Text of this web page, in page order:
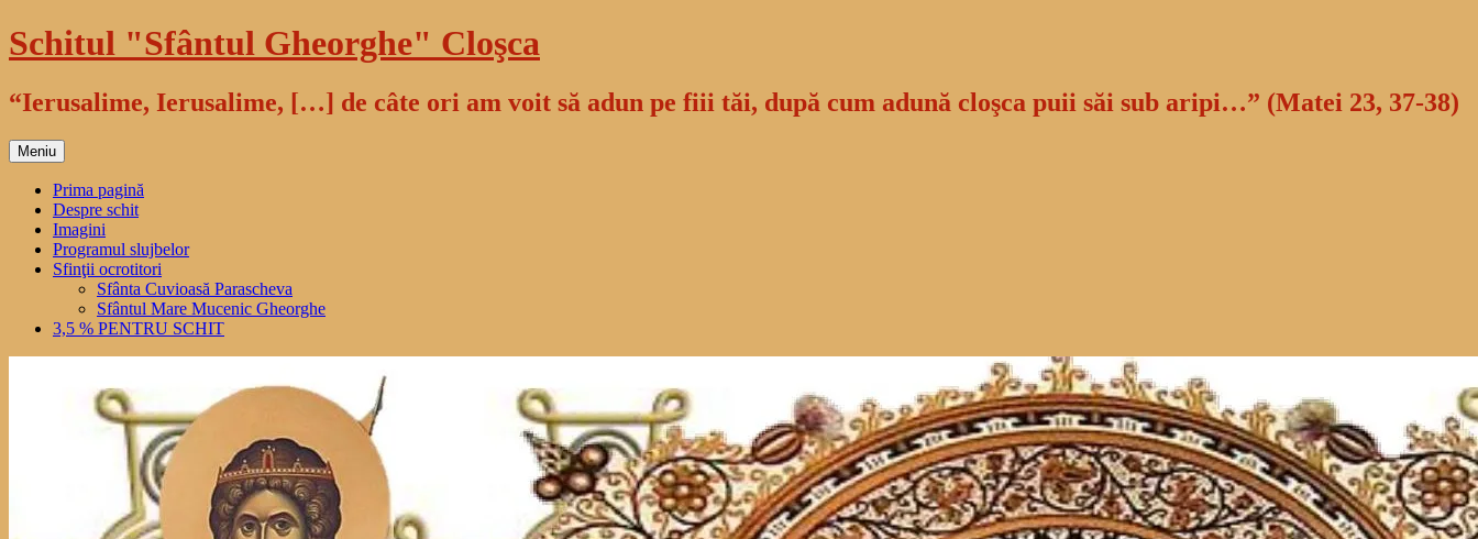
Sari
la
Schitul "Sfântul Gheorghe" Cloşca
“Ierusalime, Ierusalime, […] de câte ori am voit să adun pe fiii tăi, după cum adună cloşca puii săi sub aripi…” (Matei 23, 37-38)
Meniu
Prima pagină
Despre schit
Imagini
Programul slujbelor
Sfinţii ocrotitori
Sfânta Cuvioasă Parascheva
Sfântul Mare Mucenic Gheorghe
3,5 % PENTRU SCHIT